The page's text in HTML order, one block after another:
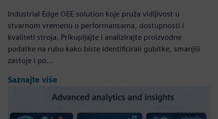
Industrial Edge OEE solution koje pruža vidljivost u
stvarnom vremenu o performansama, dostupnosti i
kvaliteti stroja. Prikupljajte i analizirajte proizvodne
podatke na rubu kako biste identificirali gubitke, smanjili
zastoje i po...
Saznajte više